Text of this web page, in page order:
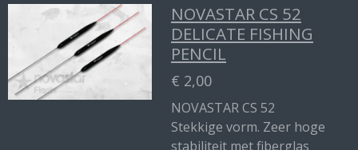
NOVASTAR CS 52
DELICATE FISHING
PENCIL
€ 2,00
NOVASTAR CS 52
Stekkige vorm. Zeer hoge
stabiliteit met fiberglas